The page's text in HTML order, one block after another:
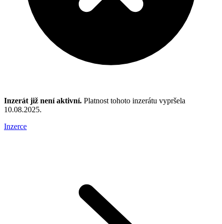
Inzerát již není aktivní. Platnost tohoto inzerátu vypršela
10.08.2025.
Inzerce